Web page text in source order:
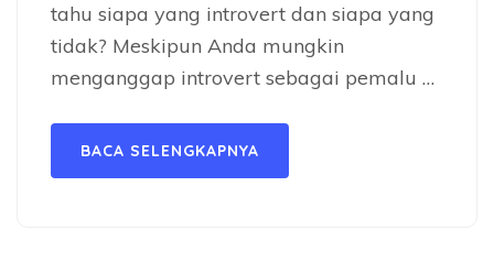
tahu siapa yang introvert dan siapa yang
tidak? Meskipun Anda mungkin
menganggap introvert sebagai pemalu …
BACA SELENGKAPNYA